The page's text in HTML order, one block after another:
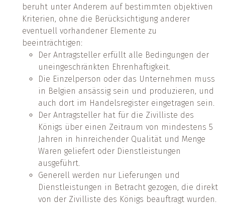
beruht unter Anderem auf bestimmten objektiven
Kriterien, ohne die Berücksichtigung anderer
eventuell vorhandener Elemente zu
beeinträchtigen:
Der Antragsteller erfüllt alle Bedingungen der
uneingeschränkten Ehrenhaftigkeit.
Die Einzelperson oder das Unternehmen muss
in Belgien ansässig sein und produzieren, und
auch dort im Handelsregister eingetragen sein.
Der Antragsteller hat für die Zivilliste des
Königs über einen Zeitraum von mindestens 5
Jahren in hinreichender Qualität und Menge
Waren geliefert oder Dienstleistungen
ausgeführt.
Generell werden nur Lieferungen und
Dienstleistungen in Betracht gezogen, die direkt
von der Zivilliste des Königs beauftragt wurden.